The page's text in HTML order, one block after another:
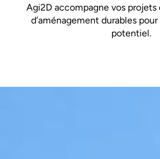
Agi2D accompagne vos
d’aménagement durables
potentiel.